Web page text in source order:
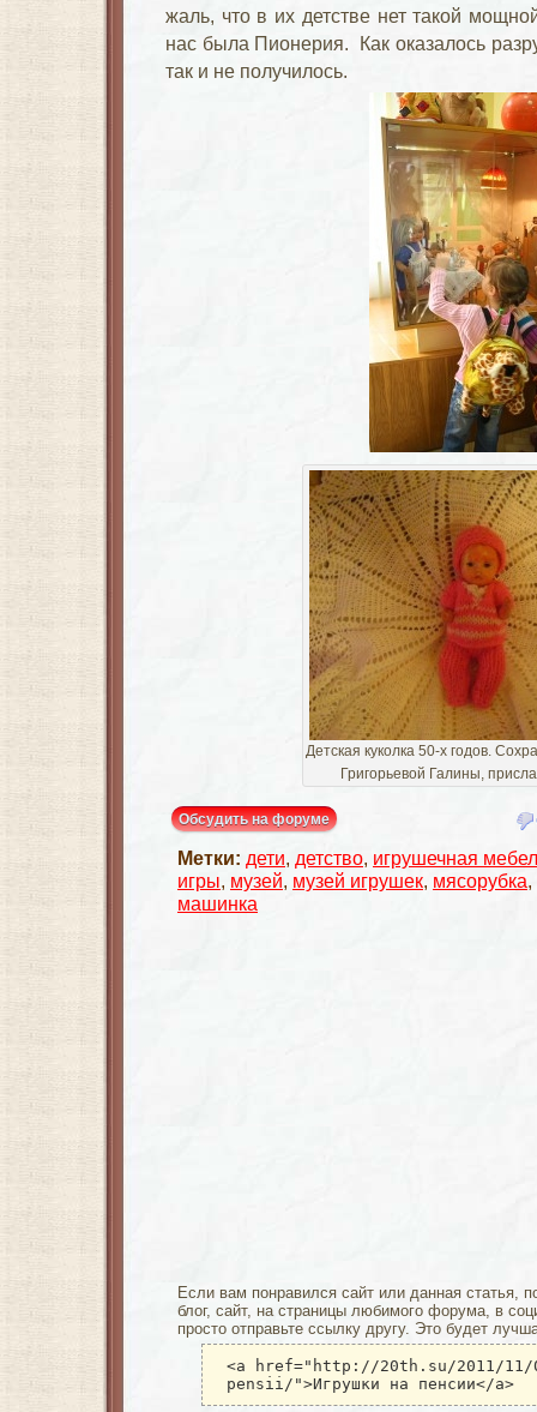
жаль, что в их детстве нет такой
нас была Пионерия. Как оказалось
так и не получилось.
Детская куколка 50-х годов.
Григорьевой Галины,
Обсудить на форуме
Метки: дети, детство, игрушечная
игры, музей, музей игрушек, мясорубка,
машинка
Если вам понравился сайт или данная статья,
блог, сайт, на страницы любимого форума, в
просто отправьте ссылку другу. Это будет
<a href="http://20th.su/2011/
pensii/">Игрушки на пенсии</a>